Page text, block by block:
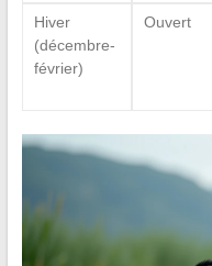
Hiver
(décembre-
février)
Ouvert